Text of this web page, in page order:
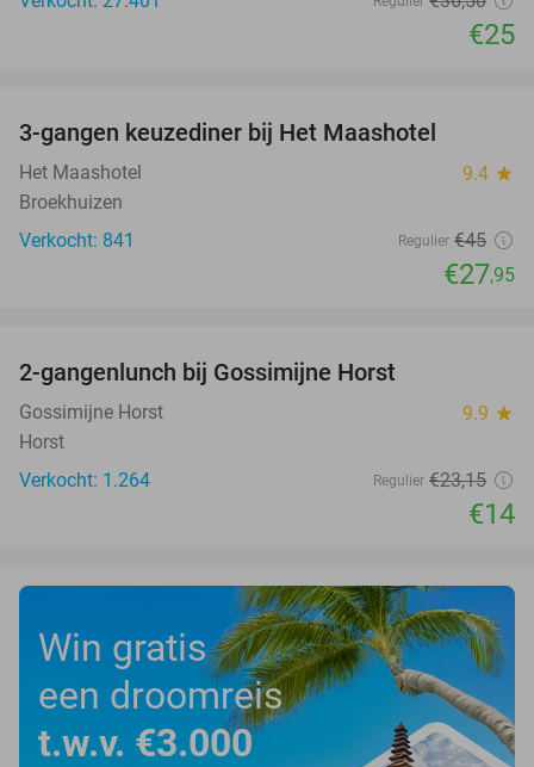
€25
3-gangen keuzediner bij Het Maashotel
Het Maashotel 9.4 star
Broekhuizen
Verkocht: 841
Regulier €45
€27,95
2-gangenlunch bij Gossimijne Horst
Gossimijne Horst 9.9 star
Horst
Verkocht: 1.264
Regulier €23,15
€14
Win gratis
een droomreis
t.w.v. €3.000